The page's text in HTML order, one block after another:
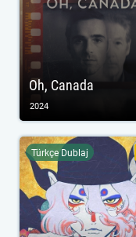
Oh, Canada
2024
Türkçe Dublaj